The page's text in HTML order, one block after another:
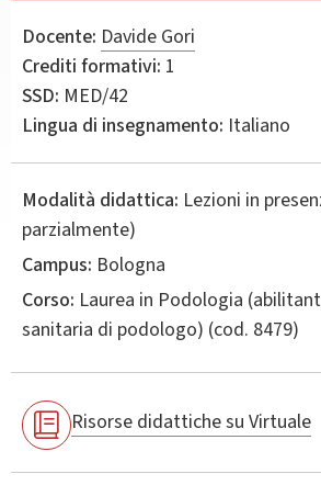
Docente: Davide Gori
Crediti formativi: 1
SSD: MED/42
Lingua di insegnamento: Italiano
Modalità didattica: Lezioni in
parzialmente)
Campus: Bologna
Corso: Laurea in Podologia
sanitaria di podologo) (cod. 8479)
Risorse didattiche su Virtuale